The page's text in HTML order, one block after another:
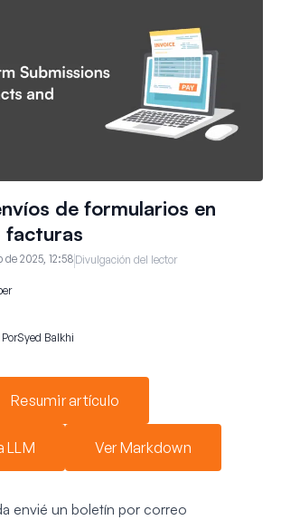
de formularios en
facturas
de 2025, 12:58 Divulgación del lector
PorSyed Balkhi
Resumir artículo
LLM Ver Markdown
envié un boletín por correo